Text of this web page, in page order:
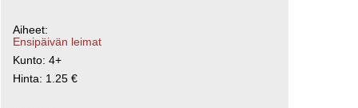
Aiheet:
Ensipäivän leimat
Kunto: 4+
Hinta: 1.25 €